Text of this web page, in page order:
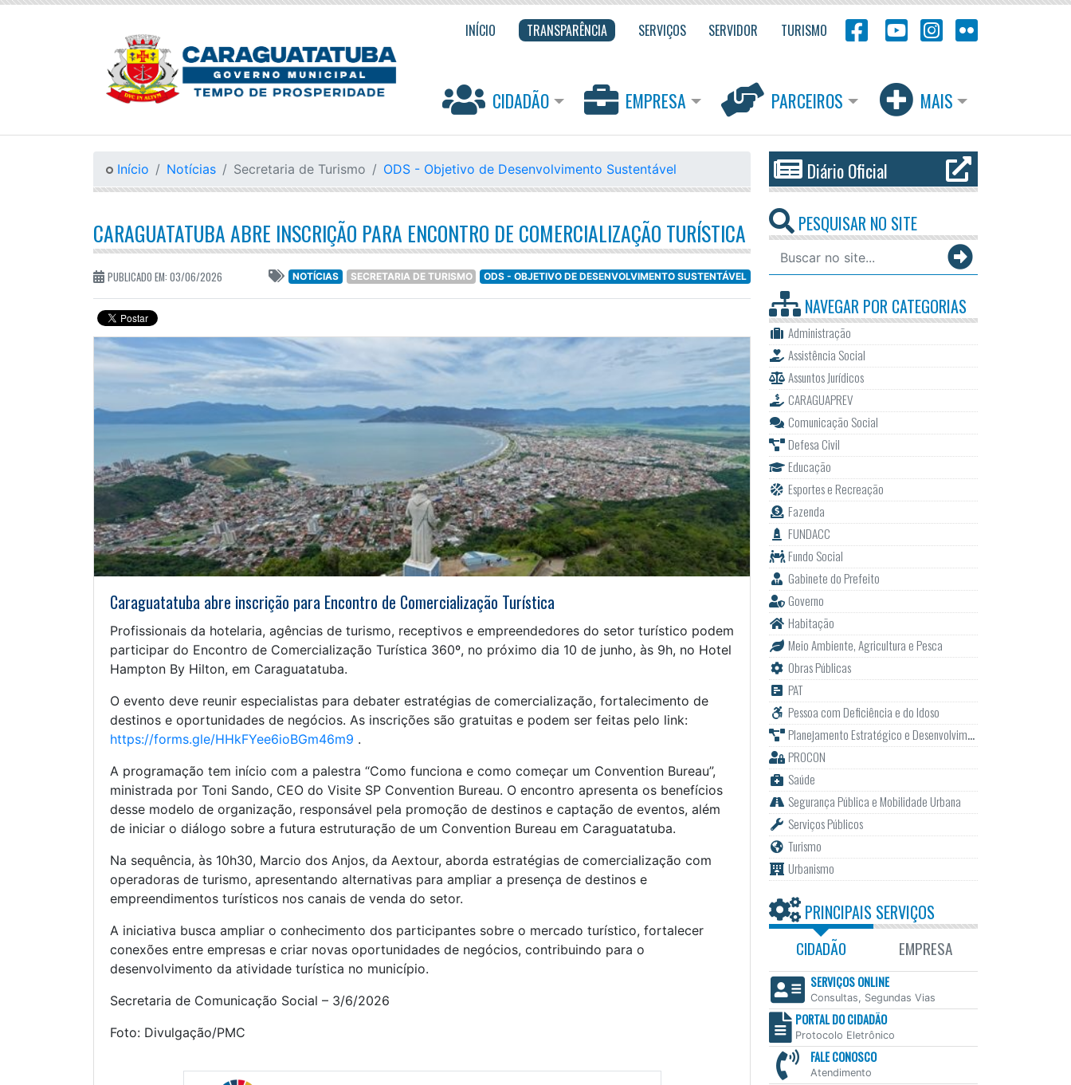
INÍCIO TRANSPARÊNCIA SERVIÇOS SERVIDOR TURISMO
CIDADÃO EMPRESA PARCEIROS MAIS
Início Notícias Secretaria de Turismo ODS - Objetivo de Desenvolvimento Sustentável
CARAGUATATUBA ABRE INSCRIÇÃO PARA ENCONTRO DE COMERCIALIZAÇÃO TURÍSTICA
PUBLICADO EM: 03/06/2026 NOTÍCIAS SECRETARIA DE TURISMO ODS - OBJETIVO DE DESENVOLVIMENTO SUSTENTÁVEL
Caraguatatuba abre inscrição para Encontro de Comercialização Turística
Profissionais da hotelaria, agências de turismo, receptivos e empreendedores do setor turístico podem
participar do Encontro de Comercialização Turística 360º, no próximo dia 10 de junho, às 9h, no Hotel
Hampton By Hilton, em Caraguatatuba.
O evento deve reunir especialistas para debater estratégias de comercialização, fortalecimento de
destinos e oportunidades de negócios. As inscrições são gratuitas e podem ser feitas pelo link:
https://forms.gle/HHkFYee6ioBGm46m9 .
A programação tem início com a palestra “Como funciona e como começar um Convention Bureau”,
ministrada por Toni Sando, CEO do Visite SP Convention Bureau. O encontro apresenta os benefícios
desse modelo de organização, responsável pela promoção de destinos e captação de eventos, além
de iniciar o diálogo sobre a futura estruturação de um Convention Bureau em Caraguatatuba.
Na sequência, às 10h30, Marcio dos Anjos, da Aextour, aborda estratégias de comercialização com
operadoras de turismo, apresentando alternativas para ampliar a presença de destinos e
empreendimentos turísticos nos canais de venda do setor.
A iniciativa busca ampliar o conhecimento dos participantes sobre o mercado turístico, fortalecer
conexões entre empresas e criar novas oportunidades de negócios, contribuindo para o
desenvolvimento da atividade turística no município.
Secretaria de Comunicação Social – 3/6/2026
Foto: Divulgação/PMC
Diário Oficial
PESQUISAR NO SITE
NAVEGAR PORCATEGORIAS
Administração
Assistência Social
Assuntos Jurídicos
CARAGUAPREV
Comunicação Social
Defesa Civil
Educação
Esportes e Recreação
Fazenda
FUNDACC
Fundo Social
Gabinete do Prefeito
Governo
Habitação
Meio Ambiente, Agricultura e Pesca
Obras Públicas
PAT
Pessoa com Deficiência e do Idoso
Planejamento Estratégico e Desenvolvimento
PROCON
Saúde
Segurança Pública e Mobilidade Urbana
Serviços Públicos
Turismo
Urbanismo
PRINCIPAIS SERVIÇOS
CIDADÃO EMPRESA
SERVIÇOS ONLINE
Consultas, Segundas Vias
PORTAL DO CIDADÃO
Protocolo Eletrônico
FALE CONOSCO
Atendimento